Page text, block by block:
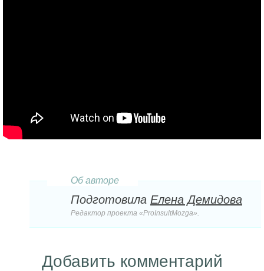
Об авторе
Подготовила Елена Демидова
Редактор проекта «ProInsultMozga».
Добавить комментарий